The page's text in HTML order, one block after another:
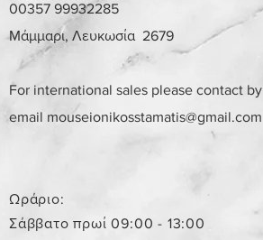
00357 99932285
Μάμμαρι, Λευκωσία 2679
For international sales please contact by
email mouseionikosstamatis@gmail.com
Ωράριο:
Σάββατο πρωί 09:00 - 13:00